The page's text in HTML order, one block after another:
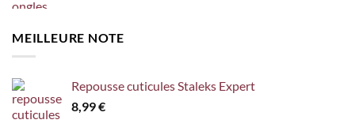
MEILLEURE NOTE
Repousse cuticules Staleks Expert
8,99€